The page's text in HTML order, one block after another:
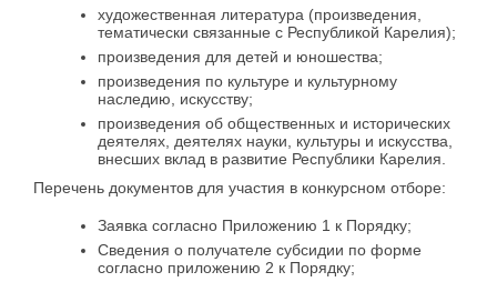
художественная литература (произведения,
тематически связанные с Республикой Карелия);
произведения для детей и юношества;
произведения по культуре и культурному
наследию, искусству;
произведения об общественных и исторических
деятелях, деятелях науки, культуры и искусства,
внесших вклад в развитие Республики Карелия.
Перечень документов для участия в конкурсном отборе:
Заявка согласно Приложению 1 к Порядку;
Сведения о получателе субсидии по форме
согласно приложению 2 к Порядку;